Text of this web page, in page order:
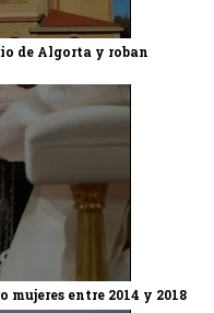
de Algorta y roban
entre 2014 y 2018